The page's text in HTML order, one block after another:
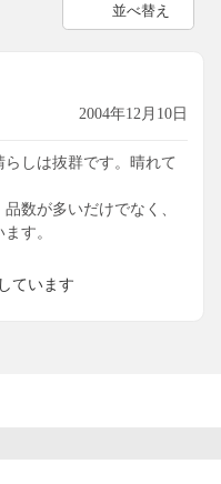
並べ替え
2004年12月10日
しは抜群です。晴れて
数が多いだけでなく、
す。
ています